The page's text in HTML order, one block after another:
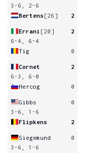
3-6, 2-6
Bertens [26] 2
Errani [20]
2
6-4, 6-4
Tig
0
Cornet
2
6-3, 6-0
Hercog
0
Gibbs
0
3-6, 1-6
Flipkens
2
Siegemund
0
3-6, 1-6